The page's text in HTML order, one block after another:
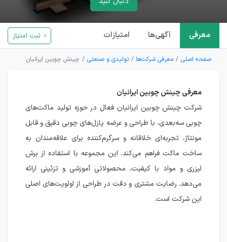
معرفی آگهی‌ها امتیازات ثبت امتیاز
صفحه اصلی معرفی شرکت‌ها تولیدی و صنعتی چینش چوبین ایرانیان
معرفی چینش چوبین ایرانیان
شرکت چینش چوبین ایرانیان فعال در حوزه تولید ماکت‌های
چوبی سه‌بعدی، با طراحی و عرضه پازل‌های چوبی دقیق و قابل
مونتاژ، تجربه‌ای خلاقانه و سرگرم‌کننده برای علاقه‌مندان به
ساخت ماکت فراهم می‌کند. این مجموعه با استفاده از برش
لیزری و مواد با کیفیت، محصولاتی آموزشی و تزئینی ارائه
می‌دهد. رضایت مشتری و دقت در طراحی از اولویت‌های اصلی
این شرکت است.